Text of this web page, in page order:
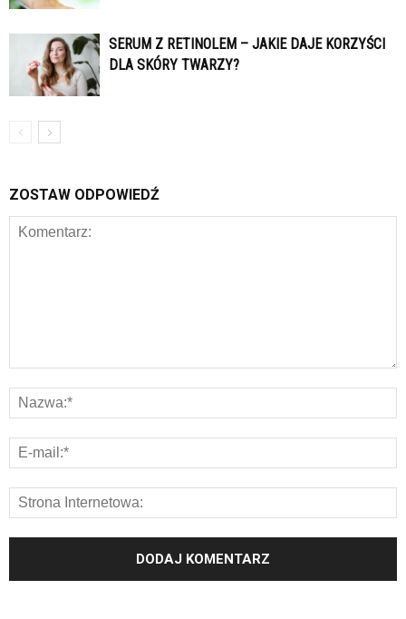
SERUM Z RETINOLEM – JAKIE DAJE KORZYŚCI
DLA SKÓRY TWARZY?
ZOSTAW ODPOWIEDŹ